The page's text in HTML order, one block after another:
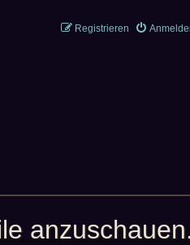
Registrieren
anzuschauen.